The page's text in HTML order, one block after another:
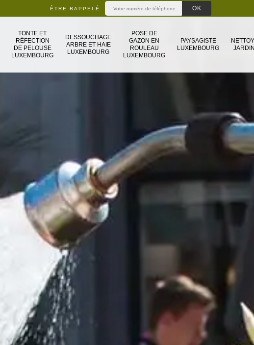
ÊTRE RAPPELÉ
TONTE ET
RÉFECTION
DE PELOUSE
LUXEMBOURG
DESSOUCHAGE
ARBRE ET HAIE
LUXEMBOURG
POSE DE
GAZON EN
ROULEAU
LUXEMBOURG
PAYSAGISTE
LUXEMBOURG